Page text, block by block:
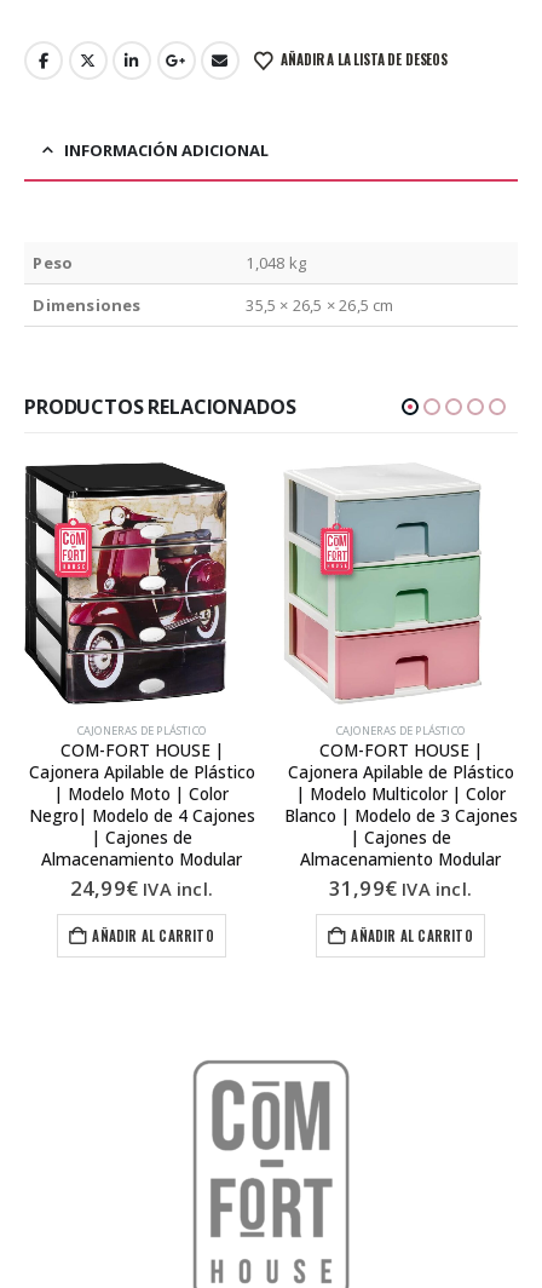
AÑADIR A LA LISTA DE DESEOS
INFORMACIÓN ADICIONAL
Peso
1,048 kg
Dimensiones
35,5 × 26,5 × 26,5 cm
PRODUCTOS RELACIONADOS
CAJONERAS DE PLÁSTICO
COM-FORT HOUSE |
Cajonera Apilable de Plástico
| Modelo Moto | Color
Negro| Modelo de 4 Cajones
| Cajones de
Almacenamiento Modular
24,99€ IVA incl.
AÑADIR AL CARRITO
CAJONERAS DE PLÁSTICO
COM-FORT HOUSE |
Cajonera Apilable de Plástico
| Modelo Multicolor | Color
Blanco | Modelo de 3 Cajones
| Cajones de
Almacenamiento Modular
31,99€ IVA incl.
AÑADIR AL CARRITO